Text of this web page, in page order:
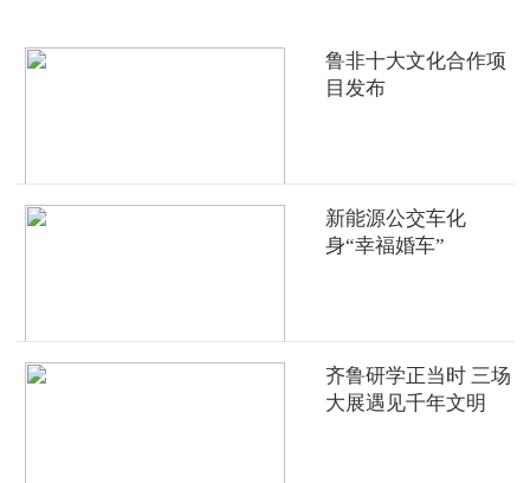
鲁非十大文化合作项
目发布
新能源公交车化
身“幸福婚车”
齐鲁研学正当时 三场
大展遇见千年文明